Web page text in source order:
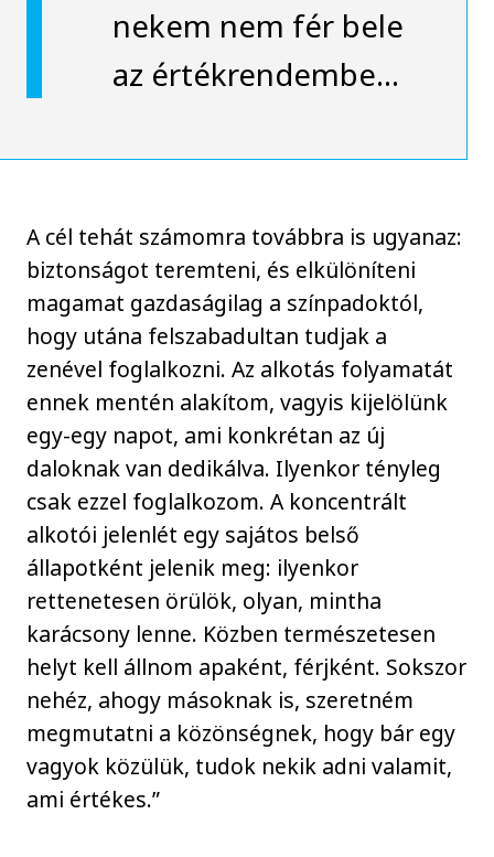
nekem nem fér bele
az értékrendembe…
A cél tehát számomra továbbra is ugyanaz:
biztonságot teremteni, és elkülöníteni
magamat gazdaságilag a színpadoktól,
hogy utána felszabadultan tudjak a
zenével foglalkozni. Az alkotás folyamatát
ennek mentén alakítom, vagyis kijelölünk
egy-egy napot, ami konkrétan az új
daloknak van dedikálva. Ilyenkor tényleg
csak ezzel foglalkozom. A koncentrált
alkotói jelenlét egy sajátos belső
állapotként jelenik meg: ilyenkor
rettenetesen örülök, olyan, mintha
karácsony lenne. Közben természetesen
helyt kell állnom apaként, férjként. Sokszor
nehéz, ahogy másoknak is, szeretném
megmutatni a közönségnek, hogy bár egy
vagyok közülük, tudok nekik adni valamit,
ami értékes.”